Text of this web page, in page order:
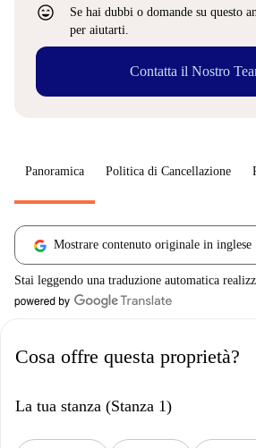
sentiment_very_satisfied
Se hai dubbi o domande su questo
per aiutarti.
Contatta il Nostro
Panoramica Politica di Cancellazione
Mostrare contenuto originale in inglese
Stai leggendo una traduzione automatica
Cosa offre questa proprietà?
La tua stanza (Stanza 1)